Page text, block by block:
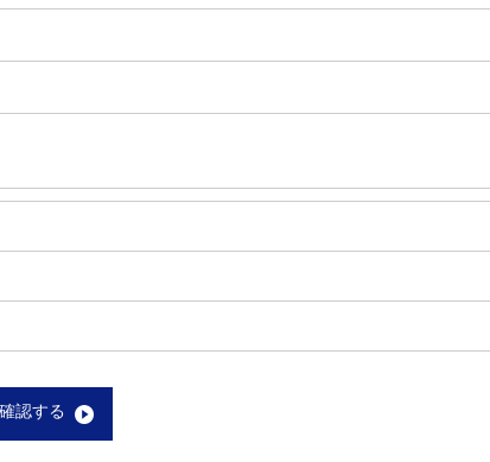
認する